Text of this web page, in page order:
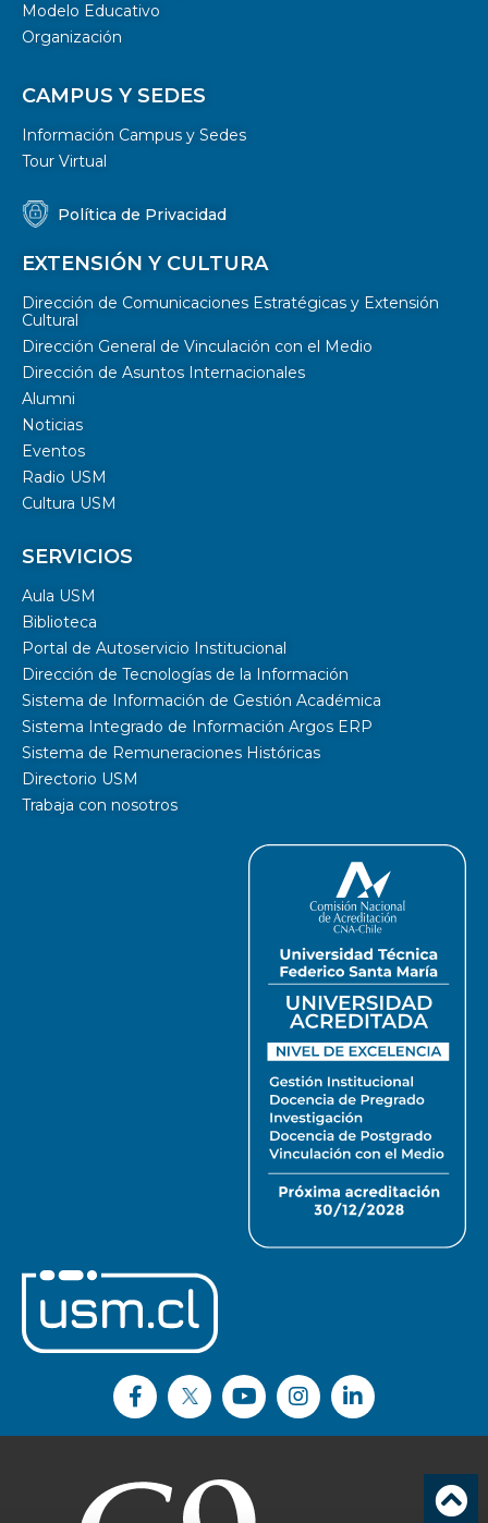
Modelo Educativo
Organización
CAMPUS Y SEDES
Información Campus y Sedes
Tour Virtual
Política de Privacidad
EXTENSIÓN Y CULTURA
Dirección de Comunicaciones Estratégicas y Extensión
Cultural
Dirección General de Vinculación con el Medio
Dirección de Asuntos Internacionales
Alumni
Noticias
Eventos
Radio USM
Cultura USM
SERVICIOS
Aula USM
Biblioteca
Portal de Autoservicio Institucional
Dirección de Tecnologías de la Información
Sistema de Información de Gestión Académica
Sistema Integrado de Información Argos ERP
Sistema de Remuneraciones Históricas
Directorio USM
Trabaja con nosotros